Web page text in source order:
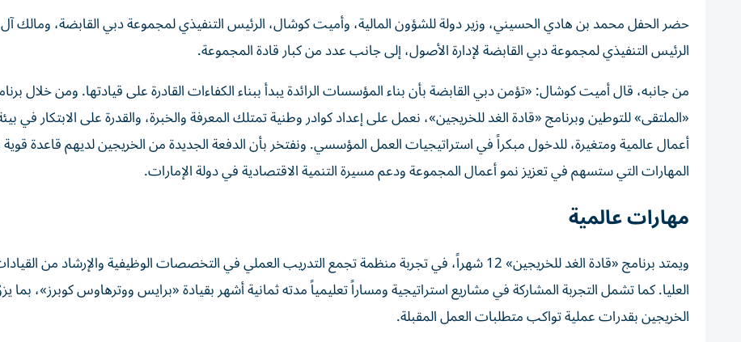
حضر الحفل محمد بن هادي الحسيني، وزير دولة للشؤون المالية، وأميت كوشال، الرئيس التنفيذي لمجموعة دبي القابضة، ومالك
الرئيس التنفيذي لمجموعة دبي القابضة لإدارة الأصول، إلى جانب عدد من كبار قادة المجموعة.
من جانبه، قال أميت كوشال: «تؤمن دبي القابضة بأن بناء المؤسسات الرائدة يبدأ ببناء الكفاءات القادرة على قيادتها. ومن خلال
«الملتقى» للتوطين وبرنامج «قادة الغد للخريجين»، نعمل على إعداد كوادر وطنية تمتلك المعرفة والخبرة، والقدرة على الابتكار في
أعمال عالمية ومتغيرة، للدخول مبكراً في استراتيجيات العمل المؤسسي. ونفتخر بأن الدفعة الجديدة من الخريجين لديهم قاعدة
المهارات التي ستسهم في تعزيز نمو أعمال المجموعة ودعم مسيرة التنمية الاقتصادية في دولة الإمارات.
مهارات عالمية
ويمتد برنامج «قادة الغد للخريجين» 12 شهراً، في تجربة منظمة تجمع التدريب العملي في التخصصات الوظيفية والإرشاد من
العليا. كما تشمل التجربة المشاركة في مشاريع استراتيجية ومساراً تعليمياً مدته ثمانية أشهر بقيادة «برايس ووترهاوس كوبرز»، بما
الخريجين بقدرات عملية تواكب متطلبات العمل المقبلة.